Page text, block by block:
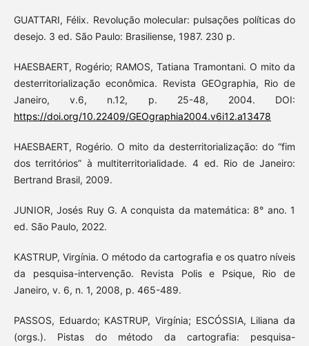
GUATTARI, Félix. Revolução molecular: pulsações políticas do
desejo. 3 ed. São Paulo: Brasiliense, 1987. 230 p.
HAESBAERT, Rogério; RAMOS, Tatiana Tramontani. O mito da
desterritorialização econômica. Revista GEOgraphia, Rio de
Janeiro, v.6, n.12, p. 25-48, 2004. DOI:
https://doi.org/10.22409/GEOgraphia2004.v6i12.a13478
HAESBAERT, Rogério. O mito da desterritorialização: do “fim
dos territórios” à multiterritorialidade. 4 ed. Rio de Janeiro:
Bertrand Brasil, 2009.
JUNIOR, Josés Ruy G. A conquista da matemática: 8° ano. 1
ed. São Paulo, 2022.
KASTRUP, Virgínia. O método da cartografia e os quatro níveis
da pesquisa-intervenção. Revista Polis e Psique, Rio de
Janeiro, v. 6, n. 1, 2008, p. 465-489.
PASSOS, Eduardo; KASTRUP, Virgínia; ESCÓSSIA, Liliana da
(orgs.). Pistas do método da cartografia: pesquisa-